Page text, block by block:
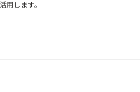
用します。